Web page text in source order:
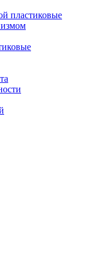
пластиковые